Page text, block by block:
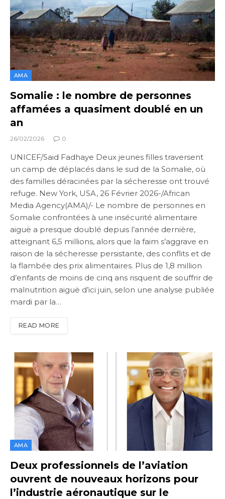
AMA
Somalie : le nombre de personnes
affamées a quasiment doublé en un
an
26/02/2026 0
UNICEF/Said Fadhaye Deux jeunes filles traversent
un camp de déplacés dans le sud de la Somalie, où
des familles déracinées par la sécheresse ont trouvé
refuge. New York, USA, 26 Février 2026-/African
Media Agency(AMA)/- Le nombre de personnes en
Somalie confrontées à une insécurité alimentaire
aiguë a presque doublé depuis l’année dernière,
atteignant 6,5 millions, alors que la faim s’aggrave en
raison de la sécheresse persistante, des conflits et de
la flambée des prix alimentaires. Plus de 1,8 million
d’enfants de moins de cinq ans risquent de souffrir de
malnutrition aiguë d’ici juin, selon une analyse publiée
mardi par la…
READ MORE
AMA
Deux professionnels de l’aviation
ouvrent de nouveaux horizons pour
l’industrie aéronautique sur le